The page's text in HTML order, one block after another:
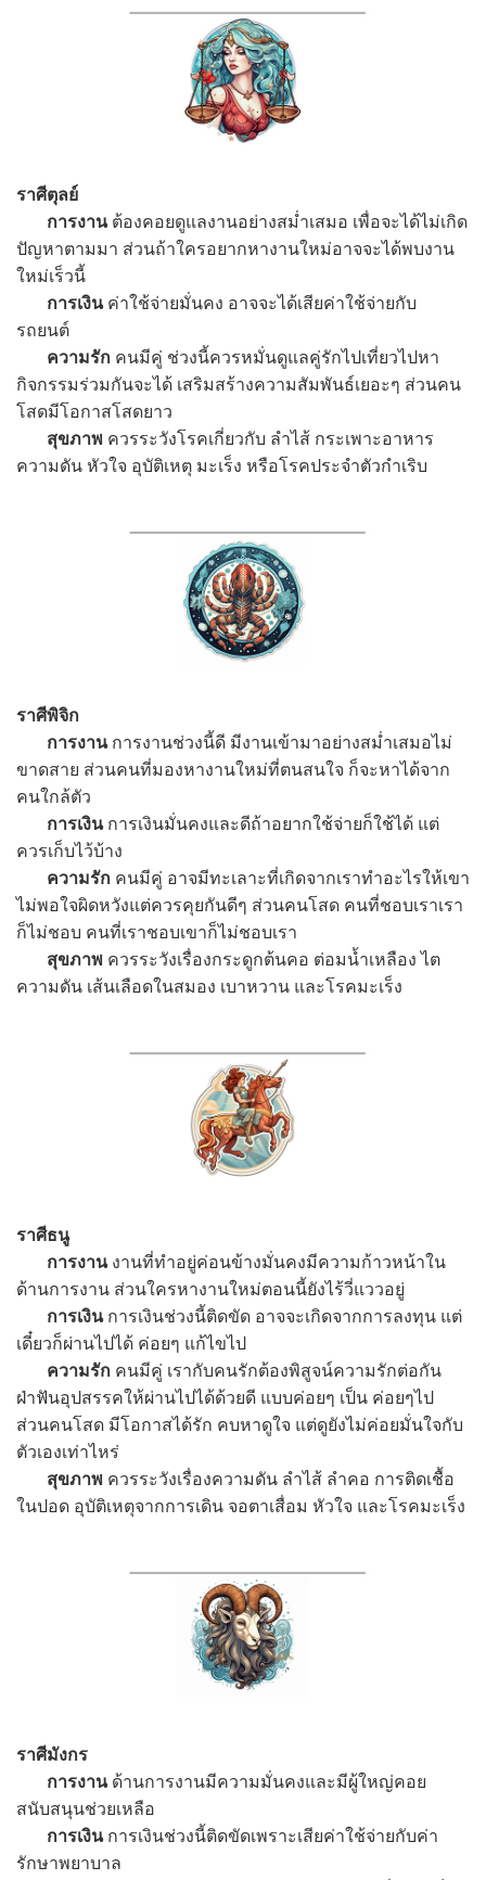
ราศีตุลย์
การงานต้องคอยดูแลงานอย่างสม่ำเสมอ เพื่อจะได้ไม่เกิด
ปัญหาตามมา ส่วนถ้าใครอยากหางานใหม่อาจจะได้พบงาน
ใหม่เร็วนี้
การเงินค่าใช้จ่ายมั่นคง อาจจะได้เสียค่าใช้จ่ายกับ
รถยนต์
ความรัก คนมีคู่ ช่วงนี้ควรหมั่นดูแลคู่รักไปเที่ยวไปหา
กิจกรรมร่วมกันจะได้ เสริมสร้างความสัมพันธ์เยอะๆ ส่วนคน
โสดมีโอกาสโสดยาว
สุขภาพ ควรระวังโรคเกี่ยวกับ ลำไส้ กระเพาะอาหาร
ความดัน หัวใจ อุบัติเหตุ มะเร็ง หรือโรคประจำตัวกำเริบ
ราศีพิจิก
การงานการงานช่วงนี้ดี มีงานเข้ามาอย่างสม่ำเสมอไม่
ขาดสาย ส่วนคนที่มองหางานใหม่ที่ตนสนใจ ก็จะหาได้จาก
คนใกล้ตัว
การเงินการเงินมั่นคงและดีถ้าอยากใช้จ่ายก็ใช้ได้ แต่
ควรเก็บไว้บ้าง
ความรัก คนมีคู่ อาจมีทะเลาะที่เกิดจากเราทำอะไรให้เขา
ไม่พอใจผิดหวังแต่ควรคุยกันดีๆ ส่วนคนโสด คนที่ชอบเราเรา
ก็ไม่ชอบ คนที่เราชอบเขาก็ไม่ชอบเรา
สุขภาพ ควรระวังเรื่องกระดูกต้นคอ ต่อมน้ำเหลือง ไต
ความดัน เส้นเลือดในสมอง เบาหวาน และโรคมะเร็ง
ราศีธนู
การงานงานที่ทำอยู่ค่อนข้างมั่นคงมีความก้าวหน้าใน
ด้านการงาน ส่วนใครหางานใหม่ตอนนี้ยังไร้วี่แววอยู่
การเงินการเงินช่วงนี้ติดขัด อาจจะเกิดจากการลงทุน แต่
เดี๋ยวก็ผ่านไปได้ ค่อยๆ แก้ไขไป
ความรัก คนมีคู่ เรากับคนรักต้องพิสูจน์ความรักต่อกัน
ฝ่าฟันอุปสรรคให้ผ่านไปได้ด้วยดี แบบค่อยๆ เป็น ค่อยๆไป
ส่วนคนโสด มีโอกาสได้รัก คบหาดูใจ แต่ดูยังไม่ค่อยมั่นใจกับ
ตัวเองเท่าไหร่
สุขภาพ ควรระวังเรื่องความดัน ลำไส้ ลำคอ การติดเชื้อ
ในปอด อุบัติเหตุจากการเดิน จอตาเสื่อม หัวใจ และโรคมะเร็ง
ราศีมังกร
การงานด้านการงานมีความมั่นคงและมีผู้ใหญ่คอย
สนับสนุนช่วยเหลือ
การเงินการเงินช่วงนี้ติดขัดเพราะเสียค่าใช้จ่ายกับค่า
รักษาพยาบาล